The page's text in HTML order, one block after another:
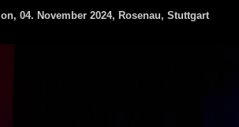
04. November 2024, Rosenau, Stuttgart